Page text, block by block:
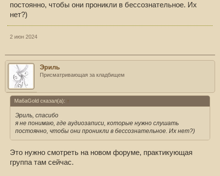
постоянно, чтобы они проникли в бессознательное. Их
нет?)
2 июн 2024
Эриль
Присматривающая за кладбищем
Ma6aGold сказал(а): ↑
Эриль, спасибо
я не понимаю, где аудиозаписи, которые нужно слушать
постоянно, чтобы они проникли в бессознательное. Их нет?)
Это нужно смотреть на новом форуме, практикующая
группа там сейчас.